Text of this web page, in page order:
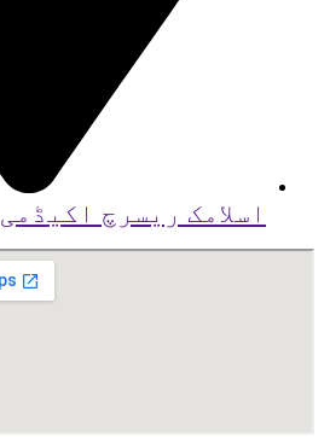
اسلامک ریسرچ اکیڈمی